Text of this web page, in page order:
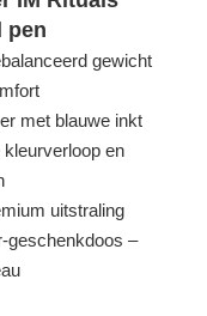
pen
gewicht
met blauwe inkt
en
uitstraling
geschenkdoos –